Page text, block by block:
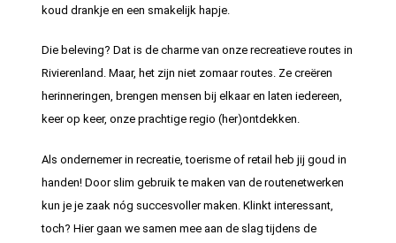
koud drankje en een smakelijk hapje.
Die beleving? Dat is de charme van onze recreatieve routes in
Rivierenland. Maar, het zijn niet zomaar routes. Ze creëren
herinneringen, brengen mensen bij elkaar en laten iedereen,
keer op keer, onze prachtige regio (her)ontdekken.
Als ondernemer in recreatie, toerisme of retail heb jij goud in
handen! Door slim gebruik te maken van de routenetwerken
kun je je zaak nóg succesvoller maken. Klinkt interessant,
toch? Hier gaan we samen mee aan de slag tijdens de